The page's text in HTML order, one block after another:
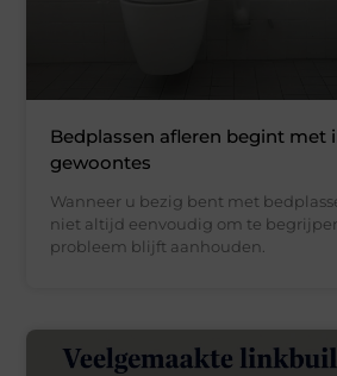
Bedplassen afleren begint met
gewoontes
Wanneer u bezig bent met
niet altijd eenvoudig om te
probleem blijft aanhouden.